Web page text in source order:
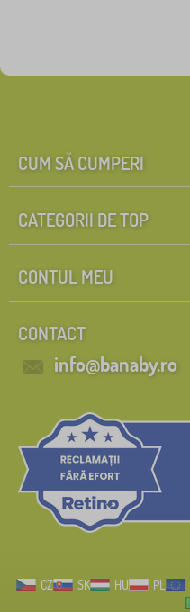
CUM SĂ CUMPERI
CATEGORII DE TOP
CONTUL MEU
CONTACT
info@banaby.ro
CZ SK HU PL